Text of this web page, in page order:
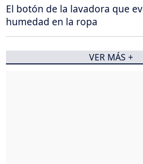
El botón de la lavadora que
humedad en la ropa
VER MÁS +